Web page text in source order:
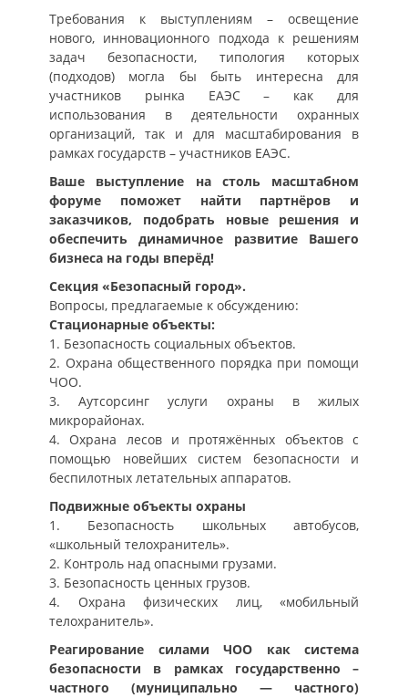
Требования к выступлениям – освещение
нового, инновационного подхода к решениям
задач безопасности, типология которых
(подходов) могла бы быть интересна для
участников рынка ЕАЭС – как для
использования в деятельности охранных
организаций, так и для масштабирования в
рамках государств – участников ЕАЭС.
Ваше выступление на столь масштабном
форуме поможет найти партнёров и
заказчиков, подобрать новые решения и
обеспечить динамичное развитие Вашего
бизнеса на годы вперёд!
Секция «Безопасный город».
Вопросы, предлагаемые к обсуждению:
Стационарные объекты:
1. Безопасность социальных объектов.
2. Охрана общественного порядка при помощи
ЧОО.
3. Аутсорсинг услуги охраны в жилых
микрорайонах.
4. Охрана лесов и протяжённых объектов с
помощью новейших систем безопасности и
беспилотных летательных аппаратов.
Подвижные объекты охраны
1. Безопасность школьных автобусов,
«школьный телохранитель».
2. Контроль над опасными грузами.
3. Безопасность ценных грузов.
4. Охрана физических лиц, «мобильный
телохранитель».
Реагирование силами ЧОО как система
безопасности в рамках государственно –
частного (муниципально — частного)